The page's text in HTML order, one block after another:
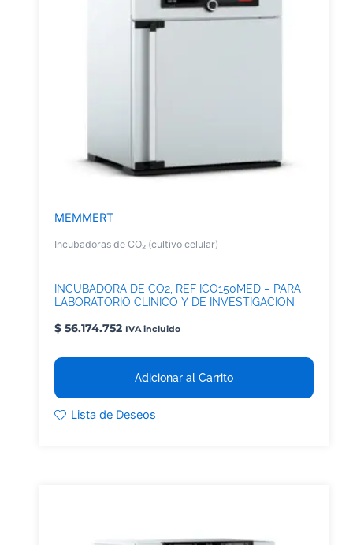
MEMMERT
Incubadoras de CO₂ (cultivo celular)
INCUBADORA DE CO2, REF ICO150MED – PARA
LABORATORIO CLINICO Y DE INVESTIGACION
$ 56.174.752 IVA incluido
Adicionar al Carrito
Lista de Deseos